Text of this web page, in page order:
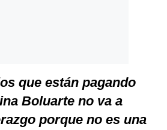
que están pagando
Boluarte no va a
porque no es una